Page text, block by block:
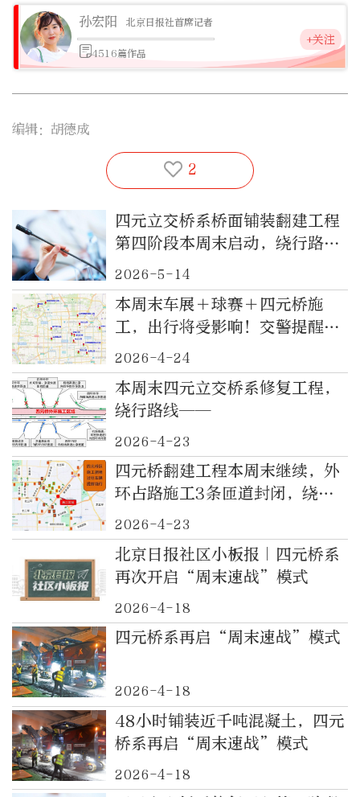
孙宏阳 北京日报社首席记者
4516篇作品
+关注
编辑：胡德成
2
四元立交桥系桥面铺装翻建工程
第四阶段本周末启动，绕行路线
请戳
2026-5-14
本周末车展＋球赛＋四元桥施
工，出行将受影响！交警提醒
——
2026-4-24
本周末四元立交桥系修复工程，
绕行路线——
2026-4-23
四元桥翻建工程本周末继续，外
环占路施工3条匝道封闭，绕行
路线公布
2026-4-23
北京日报社区小板报｜四元桥系
再次开启“周末速战”模式
2026-4-18
四元桥系再启“周末速战”模式
2026-4-18
48小时铺装近千吨混凝土，四元
桥系再启“周末速战”模式
2026-4-18